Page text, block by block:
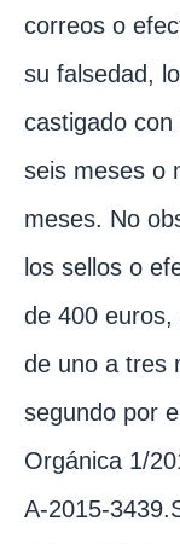
correos o
su falsedad,
castigado
seis meses o
meses. No
los sellos o
de 400
de uno a tres
segundo por
Orgánica 1/
A-2015-